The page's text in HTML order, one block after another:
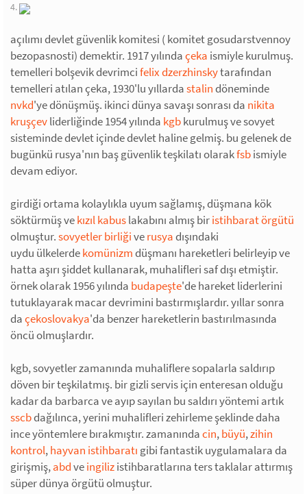
4.
açılımı devlet güvenlik komitesi ( komitet gosudarstvennoy
bezopasnosti) demektir. 1917 yılındaçeka ismiyle kurulmuş.
temelleri bolşevik devrimcifelix dzerzhinskytarafından
temelleri atılan çeka, 1930'lu yıllardastalindöneminde
nvkd'ye dönüşmüş. ikinci dünya savaşı sonrası da nikita
kruşçevliderliğinde 1954 yılında kgbkurulmuş ve sovyet
sisteminde devlet içinde devlet haline gelmiş. bu gelenek de
bugünkü rusya'nın baş güvenlik teşkilatı olarakfsbismiyle
devam ediyor.
girdiği ortama kolaylıkla uyum sağlamış, düşmana kök
söktürmüş vekızıl kabuslakabını almış biristihbarat örgütü
olmuştur.sovyetler birliğiverusyadışındaki
uydu ülkelerdekomünizmdüşmanı hareketleri belirleyip ve
hatta aşırı şiddet kullanarak, muhalifleri saf dışı etmiştir.
örnek olarak 1956 yılında budapeşte'de hareket liderlerini
tutuklayarak macar devrimini bastırmışlardır. yıllar sonra
daçekoslovakya'da benzer hareketlerin bastırılmasında
öncü olmuşlardır.
kgb, sovyetler zamanında muhaliflere sopalarla saldırıp
döven bir teşkilatmış. bir gizli servis için enteresan olduğu
kadar da barbarca ve ayıp sayılan bu saldırı yöntemi artık
sscbdağılınca, yerini muhalifleri zehirleme şeklinde daha
ince yöntemlere bırakmıştır. zamanındacin,büyü,zihin
kontrol,hayvan istihbaratı gibi fantastik uygulamalara da
girişmiş,abdveingilizistihbaratlarına ters taklalar attırmış
süper dünya örgütü olmuştur.